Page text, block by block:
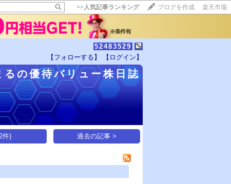
>>人気記事ランキング ブログを作成 楽天市場
52483529
【フォローする】 【ログイン】
るの優待バリュー株日誌15記事にいいね！で1ポイント
件) 過去の記事 >